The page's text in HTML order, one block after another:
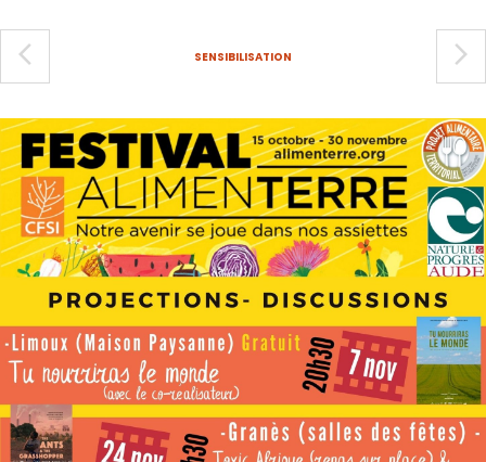
arrow_back_ios_new SENSIBILISATION arrow_forward_ios